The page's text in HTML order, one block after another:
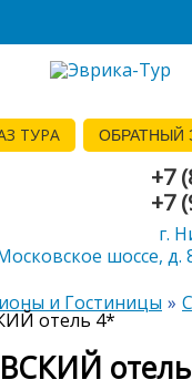
ТУРА ОБРАТНЫЙ
+7
+7
г.
шоссе, д.
и Гостиницы
отель 4*